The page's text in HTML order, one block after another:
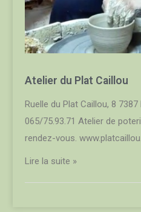
Atelier du Plat Caillou
Ruelle du Plat Caillou, 8
065/75.93.71 Atelier de
rendez-vous.
Lire la suite »